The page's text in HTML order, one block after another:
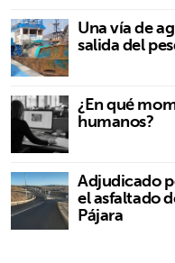
Una vía de
salida del
¿En qué
humanos?
Adjudicado
el asfaltado
Pájara